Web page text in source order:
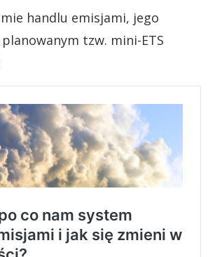
handlu emisjami, jego
tzw. mini-ETS